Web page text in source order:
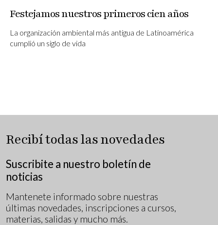
Festejamos nuestros primeros cien años
La organización ambiental más antigua de Latinoamérica
cumplió un siglo de vida
Recibí todas las novedades
Suscribite a nuestro boletín de
noticias
Mantenete informado sobre nuestras
últimas novedades, inscripciones a cursos,
materias, salidas y mucho más.